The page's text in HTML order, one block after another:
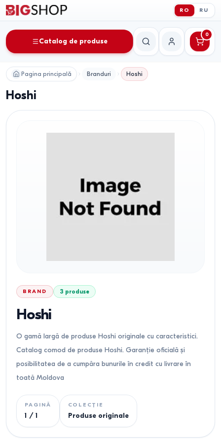
RO RU
Catalog de produse
CăutareContul meu
0
Pagina principală Branduri Hoshi
Hoshi
BRAND 3 produse
Hoshi
O gamă largă de produse Hoshi originale cu caracteristici.
Catalog comod de produse Hoshi. Garanție oficială și
posibilitatea de a cumpăra bunurile în credit cu livrare în
toată Moldova
PAGINĂ
1 / 1
COLECȚIE
Produse originale